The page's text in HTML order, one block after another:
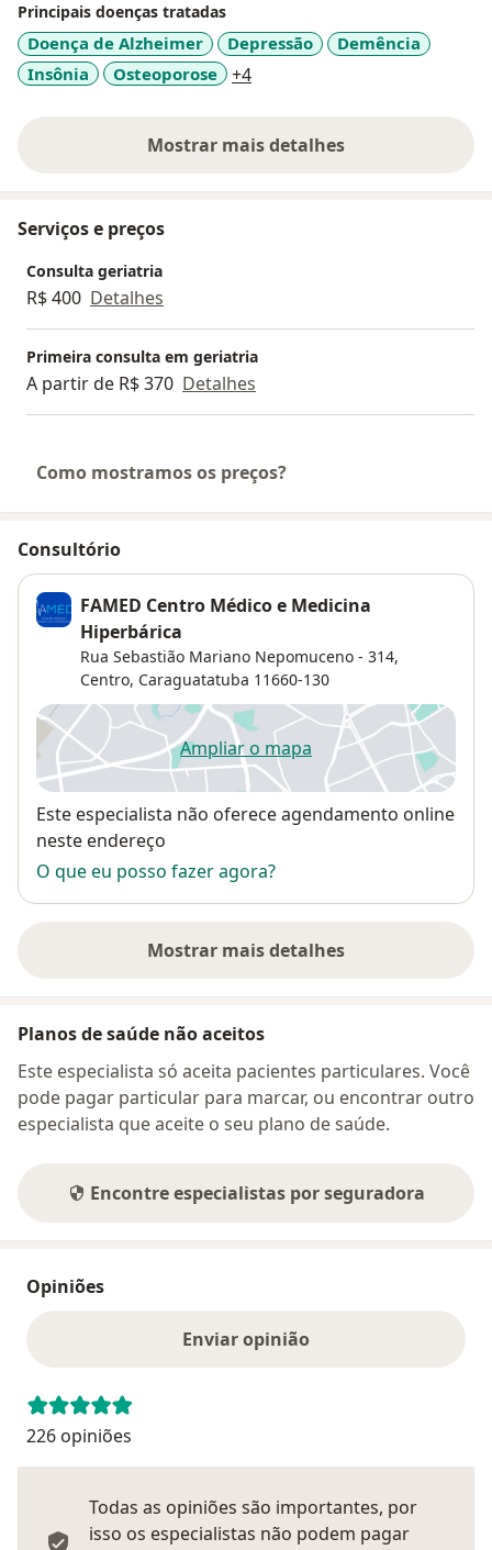
Principais doenças tratadas
Doença de Alzheimer Depressão
Demência
Insônia
Osteoporose +4a11y_sr_more_diseases
Mostrar mais detalhes
sobre a experiência
Serviços e preços
Consulta geriatria
R$ 400 Detalhes
Primeira consulta em geriatria
A partir de R$ 370 Detalhes
Como mostramos os preços?
Consultório
FAMED Centro Médico e Medicina
Hiperbárica
Rua Sebastião Mariano Nepomuceno - 314,
Centro, Caraguatatuba 11660-130
Ampliar o mapaabre num novo separador
Disponibilidade
Este especialista não oferece agendamento online
neste endereço
O que eu posso fazer agora?
Mostrar mais detalhes
sobre o endereço
Planos de saúde não aceitos
Este especialista só aceita pacientes particulares. Você
pode pagar particular para marcar, ou encontrar outro
especialista que aceite o seu plano de saúde.
Encontre especialistas por seguradora
Opiniões
Enviar opinião
226 opiniões
Todas as opiniões são importantes, por
isso os especialistas não podem pagar